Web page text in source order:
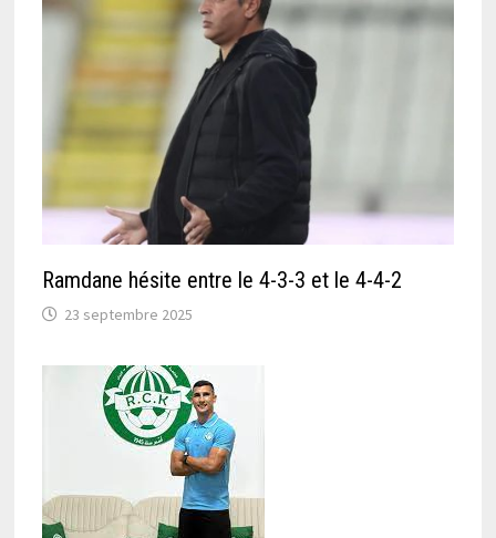
Ramdane hésite entre le 4-3-3 et le 4-4-2
23 septembre 2025